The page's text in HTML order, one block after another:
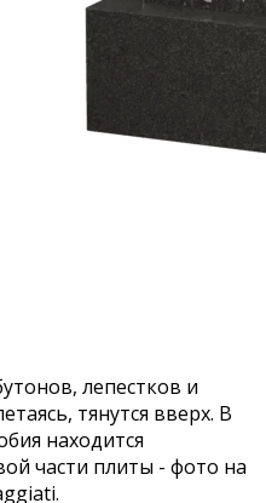
лепестков и
тянутся вверх. В
находится
части плиты - фото на